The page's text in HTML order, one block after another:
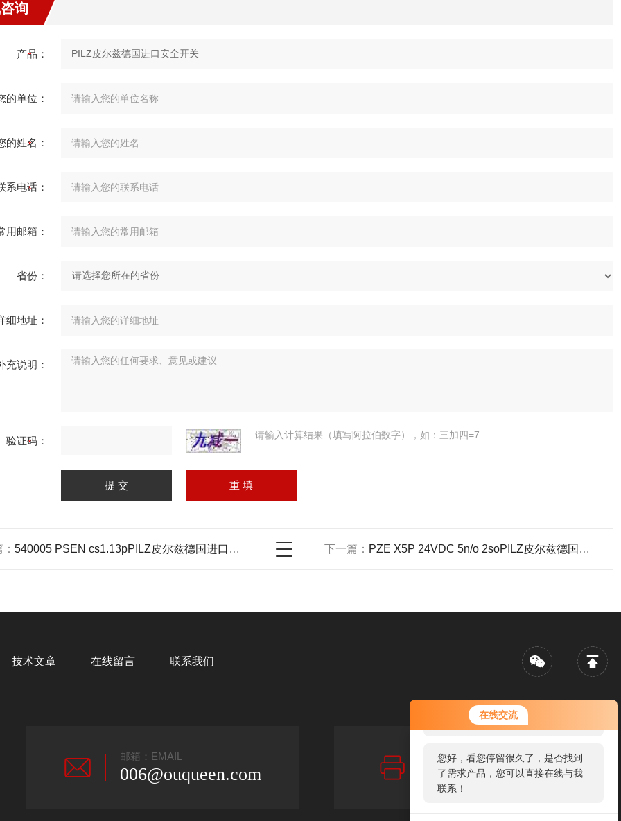
在线交流
您好！欢迎前来咨询，很高兴为您
服务，请问您要咨询什么问题呢？
您好，看您停留很久了，是否找到
了需求产品，您可以直接在线与我
联系！
询
产品：
的单位：
的姓名：
系电话：
用邮箱：
省份：
细地址：
充说明：
验证码： 请输入计算结果（填写阿拉伯数字），如：三加四=7
540005 PSEN cs1.13pPILZ皮尔兹德国进口安全开关 下一篇： PZE X5P 24VDC 5n/o 2soPILZ皮尔兹德国进口急停模块
技术文章 在线留言 联系我们
邮箱：EMAIL
006@ouqueen.com
传真：FAX
86-021-52910271